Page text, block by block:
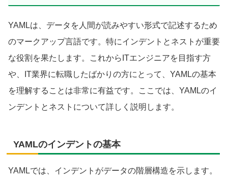
YAMLは、データを人間が読みやすい形式で記述するため
のマークアップ言語です。特にインデントとネストが重要
な役割を果たします。これからITエンジニアを目指す方
や、IT業界に転職したばかりの方にとって、YAMLの基本
を理解することは非常に有益です。ここでは、YAMLのイ
ンデントとネストについて詳しく説明します。
YAMLのインデントの基本
YAMLでは、インデントがデータの階層構造を示します。